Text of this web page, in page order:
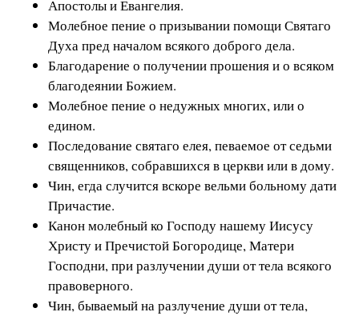
Апостолы и Евангелия.
Молебное пение о призывании помощи Святаго
Духа пред началом всякого доброго дела.
Благодарение о получении прошения и о всяком
благодеянии Божием.
Молебное пение о недужных многих, или о
едином.
Последование святаго елея, певаемое от седьми
священников, собравшихся в церкви или в дому.
Чин, егда случится вскоре вельми больному дати
Причастие.
Канон молебный ко Господу нашему Иисусу
Христу и Пречистой Богородице, Матери
Господни, при разлучении души от тела всякого
правоверного.
Чин, бываемый на разлучение души от тела,